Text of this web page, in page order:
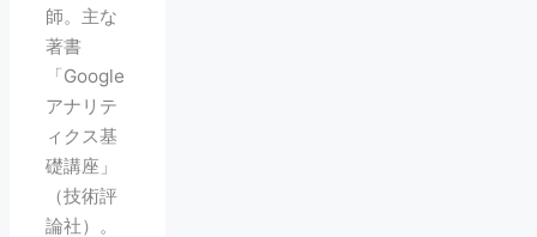
師。主な
著書
「Google
アナリテ
ィクス基
礎講座」
（技術評
論社）。